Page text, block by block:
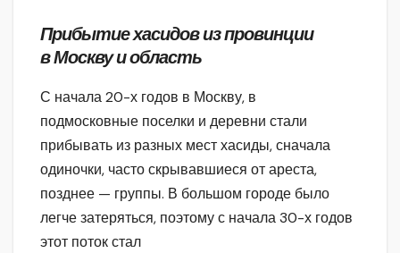
Прибытие хасидов из провинции
в Москву и область
С начала 20-х годов в Москву, в
подмосковные поселки и деревни стали
прибывать из разных мест хасиды, сначала
одиночки, часто скрывавшиеся от ареста,
позднее — группы. В большом городе было
легче затеряться, поэтому с начала 30-х годов
этот поток стал